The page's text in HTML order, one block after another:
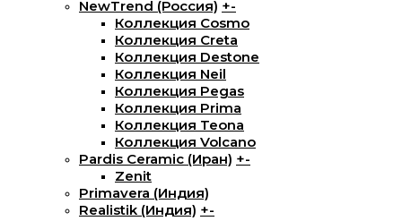
NewTrend (Россия) +-
Коллекция Cosmo
Коллекция Creta
Коллекция Destone
Коллекция Neil
Коллекция Pegas
Коллекция Prima
Коллекция Teona
Коллекция Volcano
Pardis Ceramic (Иран) +-
Zenit
Primavera (Индия)
Realistik (Индия) +-